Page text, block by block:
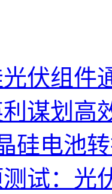
伏组件
谋划高
硅电池
试：光